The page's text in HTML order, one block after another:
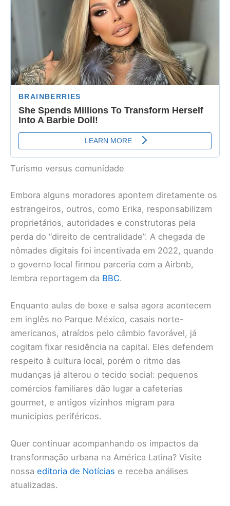
Turismo versus comunidade
Embora alguns moradores apontem diretamente os
estrangeiros, outros, como Erika, responsabilizam
proprietários, autoridades e construtoras pela
perda do “direito de centralidade”. A chegada de
nômades digitais foi incentivada em 2022, quando
o governo local firmou parceria com a Airbnb,
lembra reportagem da BBC.
Enquanto aulas de boxe e salsa agora acontecem
em inglês no Parque México, casais norte-
americanos, atraídos pelo câmbio favorável, já
cogitam fixar residência na capital. Eles defendem
respeito à cultura local, porém o ritmo das
mudanças já alterou o tecido social: pequenos
comércios familiares dão lugar a cafeterias
gourmet, e antigos vizinhos migram para
municípios periféricos.
Quer continuar acompanhando os impactos da
transformação urbana na América Latina? Visite
nossa editoria de Notícias e receba análises
atualizadas.